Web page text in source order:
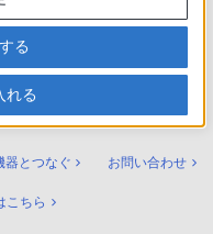
/ BDZ-
/ BDZ-FBW1100
器とつなぐ お問い合わせ
こちら
る
れる